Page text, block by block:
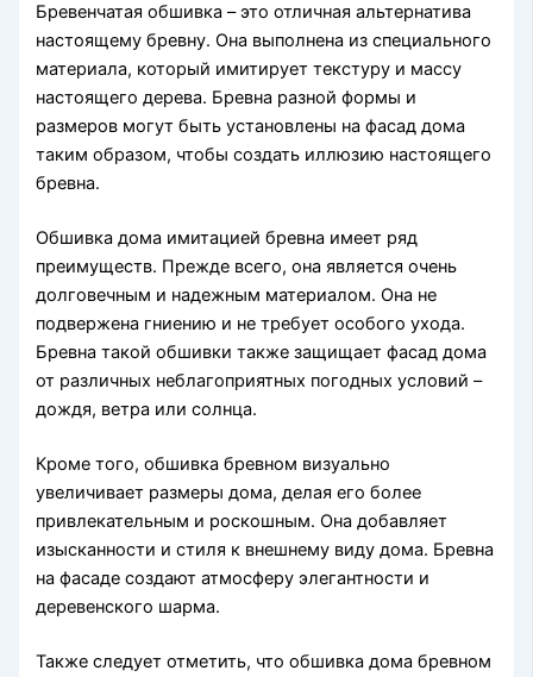
Бревенчатая обшивка – это отличная альтернатива
настоящему бревну. Она выполнена из специального
материала, который имитирует текстуру и массу
настоящего дерева. Бревна разной формы и
размеров могут быть установлены на фасад дома
таким образом, чтобы создать иллюзию настоящего
бревна.
Обшивка дома имитацией бревна имеет ряд
преимуществ. Прежде всего, она является очень
долговечным и надежным материалом. Она не
подвержена гниению и не требует особого ухода.
Бревна такой обшивки также защищает фасад дома
от различных неблагоприятных погодных условий –
дождя, ветра или солнца.
Кроме того, обшивка бревном визуально
увеличивает размеры дома, делая его более
привлекательным и роскошным. Она добавляет
изысканности и стиля к внешнему виду дома. Бревна
на фасаде создают атмосферу элегантности и
деревенского шарма.
Также следует отметить, что обшивка дома бревном